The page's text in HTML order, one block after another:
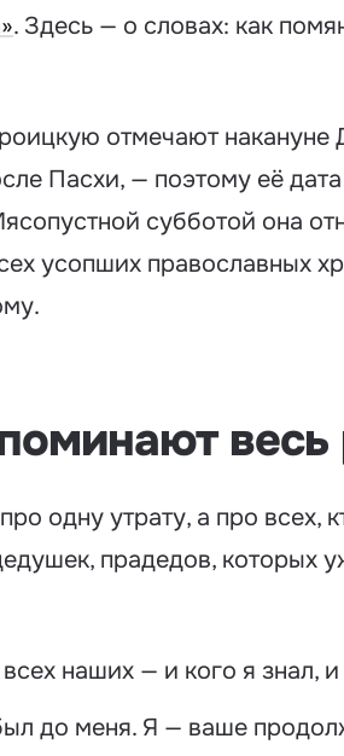
. Здесь — о словах: как
отмечают накануне
Пасхи, — поэтому её
субботой она
усопших православных
одну утрату, а про всех,
прадедов, которых
наших — и кого я знал,
до меня. Я — ваше